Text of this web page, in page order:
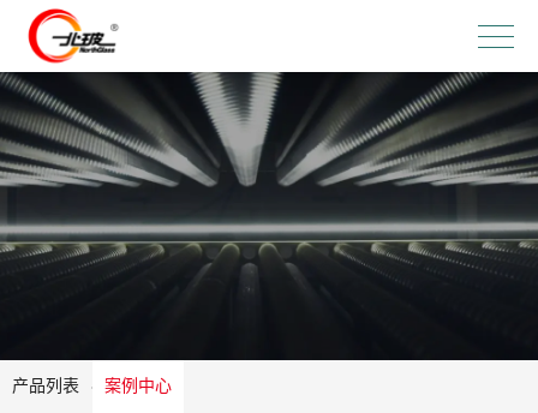
产品列表 案例中心